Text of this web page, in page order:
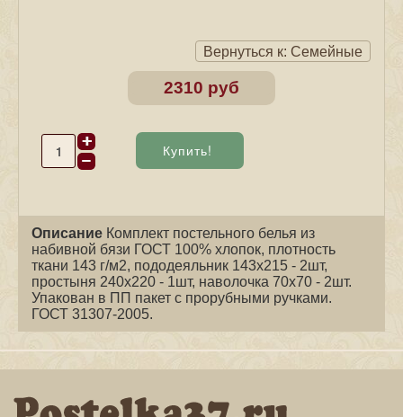
Вернуться к: Семейные
2310 руб
Описание Комплект постельного белья из
набивной бязи ГОСТ 100% хлопок, плотность
ткани 143 г/м2, пододеяльник 143х215 - 2шт,
простыня 240х220 - 1шт, наволочка 70х70 - 2шт.
Упакован в ПП пакет с прорубными ручками.
ГОСТ 31307-2005.